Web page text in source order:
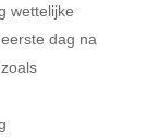
wettelijke
dag na